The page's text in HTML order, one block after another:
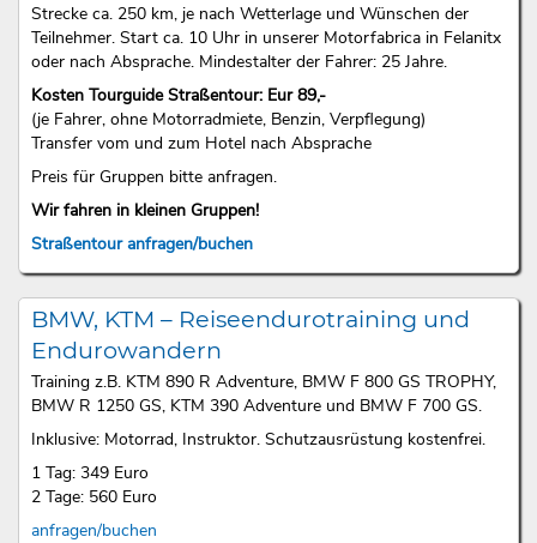
Strecke ca. 250 km, je nach Wetterlage und Wünschen der
Teilnehmer. Start ca. 10 Uhr in unserer Motorfabrica in Felanitx
oder nach Absprache. Mindestalter der Fahrer: 25 Jahre.
Kosten Tourguide Straßentour: Eur 89,-
(je Fahrer, ohne Motorradmiete, Benzin, Verpflegung)
Transfer vom und zum Hotel nach Absprache
Preis für Gruppen bitte anfragen.
Wir fahren in kleinen Gruppen!
Straßentour anfragen/buchen
BMW, KTM – Reiseendurotraining und
Endurowandern
Training z.B. KTM 890 R Adventure, BMW F 800 GS TROPHY,
BMW R 1250 GS, KTM 390 Adventure und BMW F 700 GS.
Inklusive: Motorrad, Instruktor. Schutzausrüstung kostenfrei.
1 Tag: 349 Euro
2 Tage: 560 Euro
anfragen/buchen